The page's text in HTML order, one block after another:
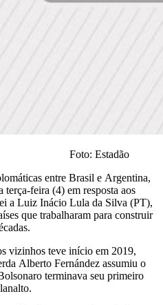
entre Brasil e Argentina,
terça-feira (4) em resposta aos
a Luiz Inácio Lula da Silva (PT),
que trabalharam para construir
vizinhos teve início em 2019,
Alberto Fernández assumiu o
terminava seu primeiro